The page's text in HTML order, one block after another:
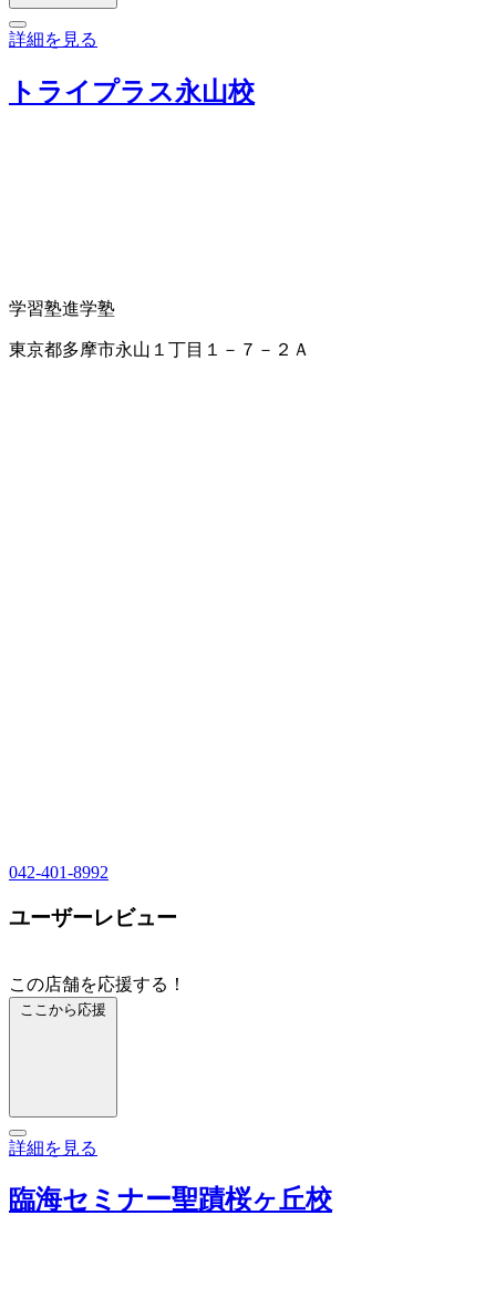
詳細を見る
トライプラス永山校
学習塾進学塾
東京都多摩市永山１丁目１－７－２Ａ
042-401-8992
ユーザーレビュー
この店舗を応援する！
ここから応援
詳細を見る
臨海セミナー聖蹟桜ヶ丘校